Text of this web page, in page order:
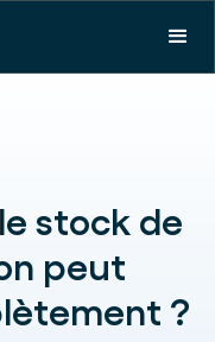
stock de
peut
?